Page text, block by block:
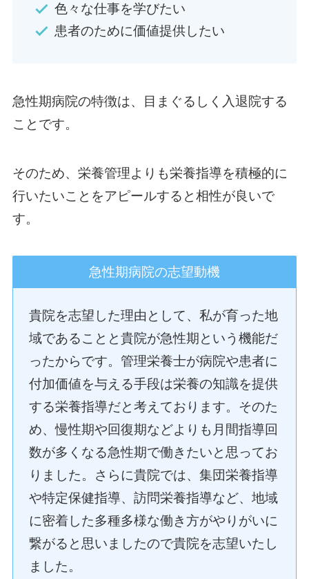
色々な仕事を学びたい
患者のために価値提供したい
急性期病院の特徴は、目まぐるしく入退院する
ことです。
そのため、栄養管理よりも栄養指導を積極的に
行いたいことをアピールすると相性が良いで
す。
急性期病院の志望動機
貴院を志望した理由として、私が育った地
域であることと貴院が急性期という機能だ
ったからです。管理栄養士が病院や患者に
付加価値を与える手段は栄養の知識を提供
する栄養指導だと考えております。そのた
め、慢性期や回復期などよりも月間指導回
数が多くなる急性期で働きたいと思ってお
りました。さらに貴院では、集団栄養指導
や特定保健指導、訪問栄養指導など、地域
に密着した多種多様な働き方がやりがいに
繋がると思いましたので貴院を志望いたし
ました。